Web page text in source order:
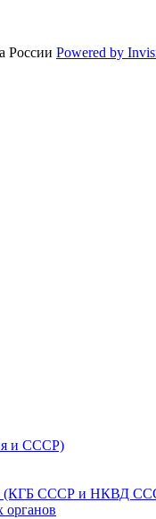
России Powered by
и СССР)
(КГБ СССР и НКВД
органов